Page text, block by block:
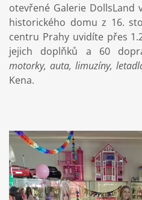
otevřené Galerie DollsLand
historického domu z 16.
centru Prahy uvidíte přes
jejich doplňků a 60
motorky, auta, limuzíny,
Kena.